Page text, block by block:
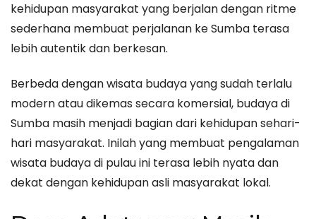
kehidupan masyarakat yang berjalan dengan ritme
sederhana membuat perjalanan ke Sumba terasa
lebih autentik dan berkesan.
Berbeda dengan wisata budaya yang sudah terlalu
modern atau dikemas secara komersial, budaya di
Sumba masih menjadi bagian dari kehidupan sehari-
hari masyarakat. Inilah yang membuat pengalaman
wisata budaya di pulau ini terasa lebih nyata dan
dekat dengan kehidupan asli masyarakat lokal.